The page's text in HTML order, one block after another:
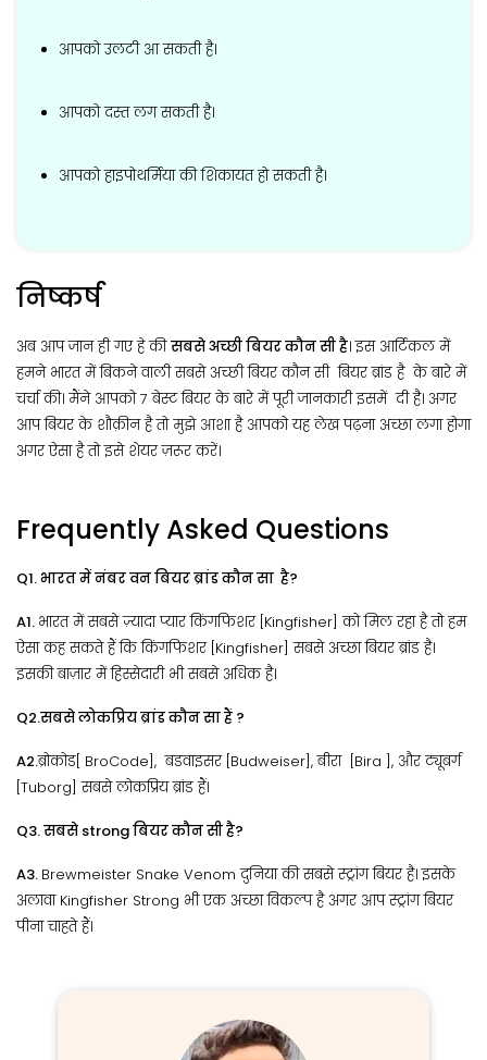
आपको उलटी आ सकती है।
आपको दस्त लग सकती है।
आपको हाइपोथर्मिया की शिकायत हो सकती है।
निष्कर्ष
अब आप जान ही गए हे कीसबसे अच्छी बियर कौन सी है। इस आर्टिकल में
हमने भारत में बिकने वाली सबसे अच्छी बियर कौन सी बियर ब्रांड है के बारे में
चर्चा की। मैंने आपको 7 बेस्ट बियर के बारे में पूरी जानकारी इसमें दी है। अगर
आप बियर के शौक़ीन है तो मुझे आशा है आपको यह लेख पढ़ना अच्छा लगा होगा
अगर ऐसा है तो इसे शेयर ज़रूर करें।
Frequently Asked Questions
Q1. भारत में नंबर वन बियर ब्रांड कौन सा है?
A1. भारत में सबसे ज़्यादा प्यार किंगफिशर [Kingfisher] को मिल रहा है तो हम
ऐसा कह सकते हैं कि किंगफिशर [Kingfisher] सबसे अच्छा बियर ब्रांड है।
इसकी बाज़ार में हिस्सेदारी भी सबसे अधिक है।
Q2.सबसे लोकप्रिय ब्रांड कौन सा हैं ?
A2.ब्रोकोड[ BroCode], बडवाइसर [Budweiser], बीरा [Bira ], और ट्यूबर्ग
[Tuborg] सबसे लोकप्रिय ब्रांड हैं।
Q3. सबसे strong बियर कौन सी है?
A3. Brewmeister Snake Venom दुनिया की सबसे स्ट्रांग बियर है। इसके
अलावा Kingfisher Strong भी एक अच्छा विकल्प है अगर आप स्ट्रांग बियर
पीना चाहते हैं।